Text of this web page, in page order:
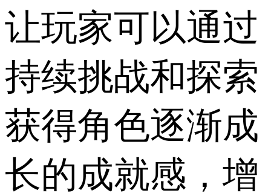
让玩家可以通过
持续挑战和探索
获得角色逐渐成
长的成就感，增